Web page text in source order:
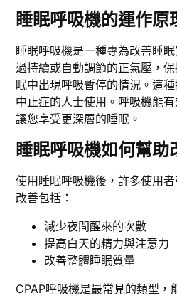
睡眠呼吸機的運作原
睡眠呼吸機是一種專為改善睡
過持續或自動調節的正氣壓，
眠中出現呼吸暫停的情況。這
中止症的人士使用。呼吸機能
讓您享受更深層的睡眠。
睡眠呼吸機如何幫助
使用睡眠呼吸機後，許多使用
改善包括：
減少夜間醒來的次數
提高白天的精力與注意力
改善整體睡眠質量
CPAP呼吸機是最常見的類型，